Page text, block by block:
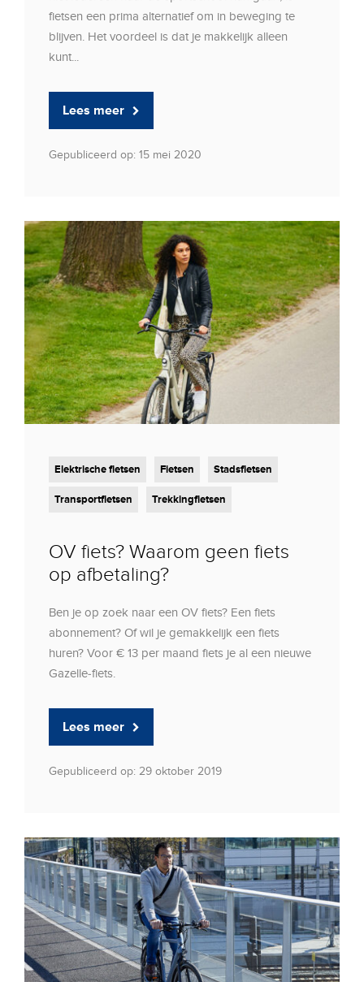
fietsen een prima alternatief om in beweging te
blijven. Het voordeel is dat je makkelijk alleen
kunt...
Lees meer
Gepubliceerd op: 15 mei 2020
Elektrische fietsen Fietsen Stadsfietsen
Transportfietsen Trekkingfietsen
OV fiets? Waarom geen fiets
op afbetaling?
Ben je op zoek naar een OV fiets? Een fiets
abonnement? Of wil je gemakkelijk een fiets
huren? Voor € 13 per maand fiets je al een nieuwe
Gazelle-fiets.
Lees meer
Gepubliceerd op: 29 oktober 2019